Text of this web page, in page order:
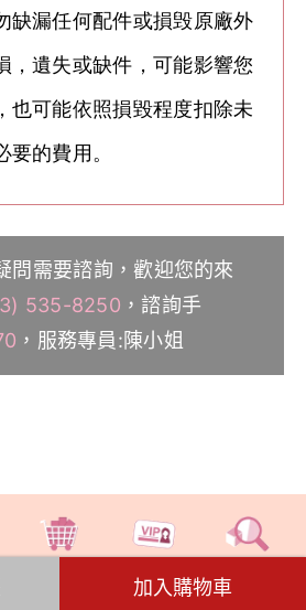
加入購物車
缺漏任何配件或損毁原廠外
，遺失或缺件，可能影響您
也可能依照損毀程度扣除未
要的費用。
問需要諮詢，歡迎您的來
535-8250 ，諮詢手
，服務專員:陳小姐